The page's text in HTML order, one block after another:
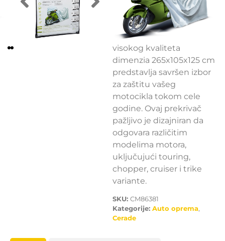
DODAJ U KORPU
CarMotion navlaka
visokog kvaliteta
dimenzia 265x105x125 cm
predstavlja savršen izbor
za zaštitu vašeg
motocikla tokom cele
godine. Ovaj prekrivač
pažljivo je dizajniran da
odgovara različitim
modelima motora,
uključujući touring,
chopper, cruiser i trike
variante.
SKU: CM86381
Kategorije: Auto oprema,
Cerade